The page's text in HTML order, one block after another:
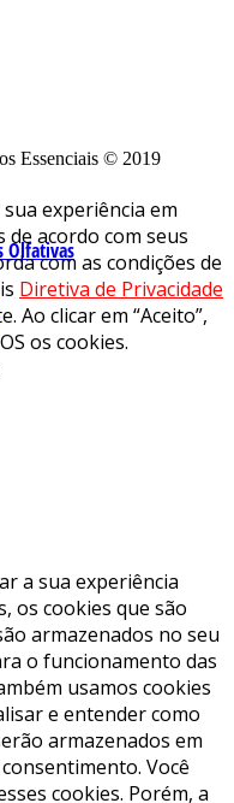
Olfativas
Essenciais © 2019
experiência em
de acordo com seus
com as condições de
Diretiva de Privacidade
Ao clicar em “Aceito”,
os cookies.
a sua experiência
os cookies que são
armazenados no seu
o funcionamento das
usamos cookies
e entender como
armazenados em
Você
cookies. Porém, a